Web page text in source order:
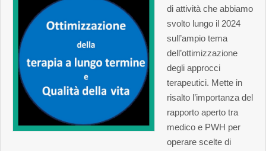
di attività che abbiamo
svolto lungo il 2024
sull’ampio tema
dell’ottimizzazione
degli approcci
terapeutici. Mette in
risalto l’importanza del
rapporto aperto tra
medico e PWH per
operare scelte di